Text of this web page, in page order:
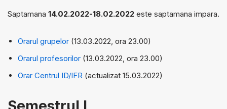
Saptamana 14.02.2022-18.02.2022 este saptamana impara.
Orarul grupelor (13.03.2022, ora 23.00)
Orarul profesorilor (13.03.2022, ora 23.00)
Orar Centrul ID/IFR (actualizat 15.03.2022)